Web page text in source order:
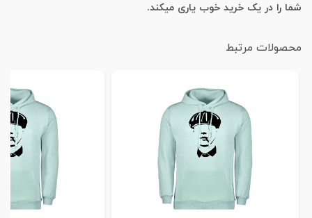
شما را در یک خرید خوب یاری میکند.
محصولات مرتبط